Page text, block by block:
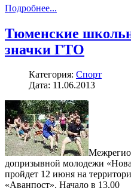
Подробнее...
Тюменские
значки ГТО
Категория: Спорт
Дата: 11.06.2013
допризывной молодежи
пройдет 12 июня на
«Аванпост». Начало в 13.00